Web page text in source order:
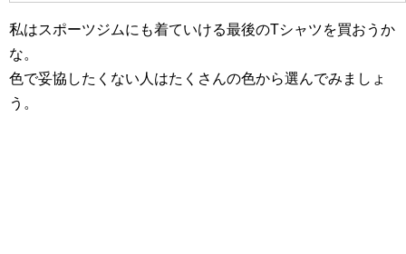
私はスポーツジムにも着ていける最後のTシャツを買おうか
な。
色で妥協したくない人はたくさんの色から選んでみましょ
う。